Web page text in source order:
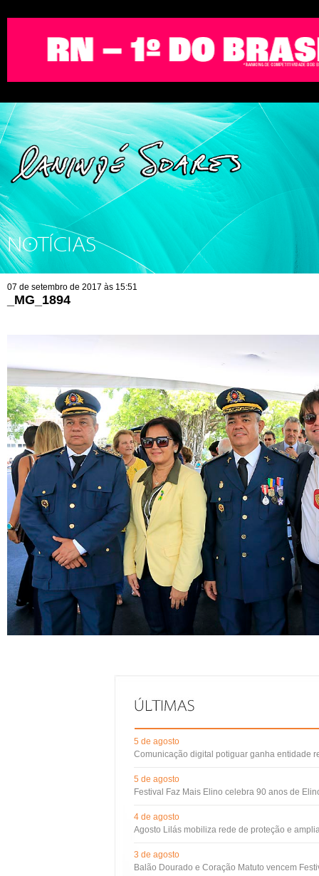
NOTÍCIAS
07 de setembro de 2017 às 15:51
_MG_1894
5 de agosto
Comunicação digital potiguar ganha entidade
5 de agosto
Festival Faz Mais Elino celebra 90 anos de
4 de agosto
Agosto Lilás mobiliza rede de proteção e
3 de agosto
Balão Dourado e Coração Matuto vencem